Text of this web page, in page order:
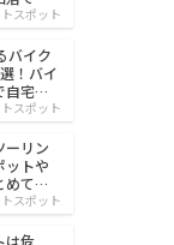
スポット
バイク
！バイ
自宅で
スポット
ーリン
ットや
めて紹
スポット
は危